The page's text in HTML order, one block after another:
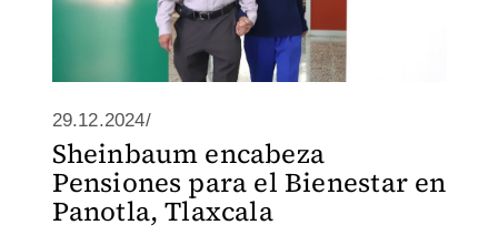
29.12.2024/
Sheinbaum encabeza
Pensiones para el Bienestar en
Panotla, Tlaxcala